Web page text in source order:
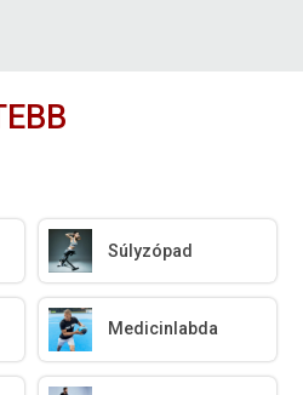
Súlyzópad
Medicinlabda